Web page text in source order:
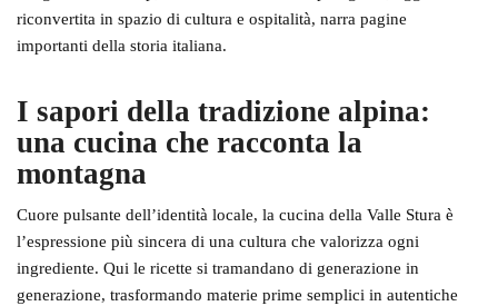
riconvertita in spazio di cultura e ospitalità, narra pagine
importanti della storia italiana.
I sapori della tradizione alpina:
una cucina che racconta la
montagna
Cuore pulsante dell’identità locale, la cucina della Valle Stura è
l’espressione più sincera di unacultura che valorizza ogni
ingrediente. Qui le ricette si tramandano di generazione in
generazione, trasformando materie prime semplici in autentiche